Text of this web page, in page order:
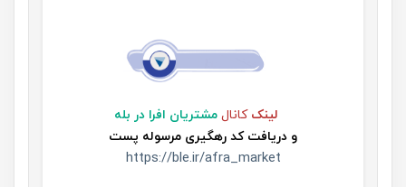
لینک کانال مشتریان افرا در بله
و دریافت کد رهگیری مرسوله پست
https://ble.ir/afra_market